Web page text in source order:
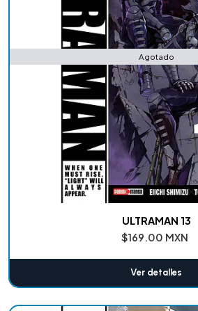
Agotado
ULTRAMAN 13
$169.00 MXN
Ver detalles